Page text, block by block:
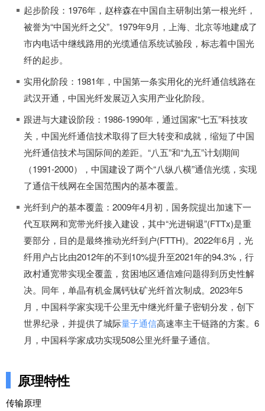
起步阶段：1976年，赵梓森在中国自主研制出第一根光纤，
被誉为“中国光纤之父”。1979年9月，上海、北京等地建成了
市内电话中继线路用的光缆通信系统试验段，标志着中国光
纤的起步。
实用化阶段：1981年，中国第一条实用化的光纤通信线路在
武汉开通，中国光纤发展迈入实用产业化阶段。
跟进与大建设阶段：1986-1990年，通过国家“七五”科技攻
关，中国光纤通信技术取得了巨大转变和成就，缩短了中国
光纤通信技术与国际间的差距。“八五”和“九五”计划期间
（1991-2000），中国建设了两个“八纵八横”通信光缆，实现
了通信干线网在全国范围内的基本覆盖。
光纤到户的基本覆盖：2009年4月初，国务院提出加速下一
代互联网和宽带光纤接入建设，其中“光进铜退”(FTTx)是重
要部分，目的是最终推动光纤到户(FTTH)。2022年6月，光
纤用户占比由2012年的不到10%提升至2021年的94.3%，行
政村通宽带实现全覆盖，贫困地区通信难问题得到历史性解
决。同年，单晶有机金属钙钛矿光纤首次制成。2023年5
月，中国科学家实现千公里无中继光纤量子密钥分发，创下
世界纪录，并提供了城际量子通信高速率主干链路的方案。6
月，中国科学家成功实现508公里光纤量子通信。
原理特性
传输原理